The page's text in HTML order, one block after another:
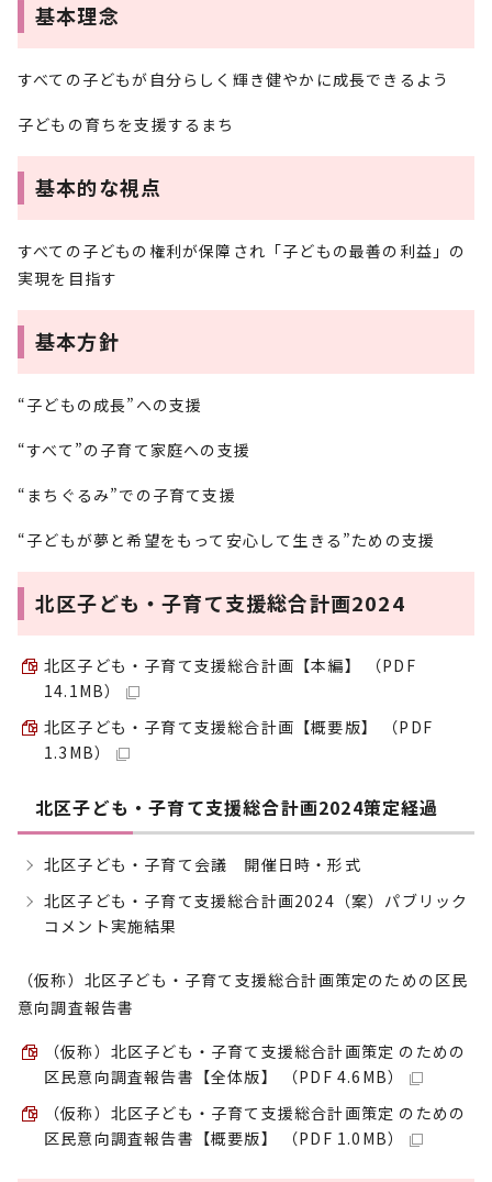
基本理念
すべての子どもが自分らしく輝き健やかに成長できるよう
子どもの育ちを支援するまち
基本的な視点
すべての子どもの権利が保障され「子どもの最善の利益」の
実現を目指す
基本方針
“子どもの成長”への支援
“すべて”の子育て家庭への支援
“まちぐるみ”での子育て支援
“子どもが夢と希望をもって安心して生きる”ための支援
北区子ども・子育て支援総合計画2024
北区子ども・子育て支援総合計画【本編】 （PDF
14.1MB）
北区子ども・子育て支援総合計画【概要版】 （PDF
1.3MB）
北区子ども・子育て支援総合計画2024策定経過
北区子ども・子育て会議 開催日時・形式
北区子ども・子育て支援総合計画2024（案）パブリック
コメント実施結果
（仮称）北区子ども・子育て支援総合計画策定のための区民
意向調査報告書
（仮称）北区子ども・子育て支援総合計画策定 のための
区民意向調査報告書【全体版】 （PDF 4.6MB）
（仮称）北区子ども・子育て支援総合計画策定 のための
区民意向調査報告書【概要版】 （PDF 1.0MB）